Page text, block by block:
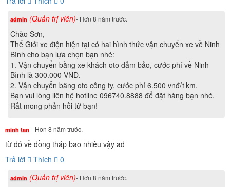
Hệ thống phanh đĩa tạo lực phanh lớn nhờ ma sát của má
và đĩa phanh thông qua lực dẫn động dầu phanh, an toàn
hơn khi dừng xe đột ngột. Hai bánh xe có đường kính lớn
giúp xe di chuyển bám đường hơn đảm bảo an toàn trong
mọi điều kiện thời tiết và đường xá. Chắn bùn liền được
thiết kế to và rộng hơn so với đời xe cũ nhằm chống bắn
admin (Quản trị viên)- Hơn 8 năm trước.
Chào Sơn,
Thế Giới xe điện hiện tại có hai hình thức vận chuyển xe về Ninh
Bình cho bạn lựa chọn bạn nhé:
1. Vận chuyển bằng xe khách oto đảm bảo, cước phí về Ninh
Bình là 300.000 VNĐ.
2. Vận chuyển bằng oto công ty, cước phí 6.500 vnđ/1km.
Bạn vui lòng liên hệ hotline 096740.8888 để đặt hàng bạn nhé.
Rất mong phản hồi từ bạn!
minh tan - Hơn 8 năm trước.
từ đó về đồng tháp bao nhiêu vậy ad
Trả lời
Thích 0
admin (Quản trị viên)- Hơn 8 năm trước.